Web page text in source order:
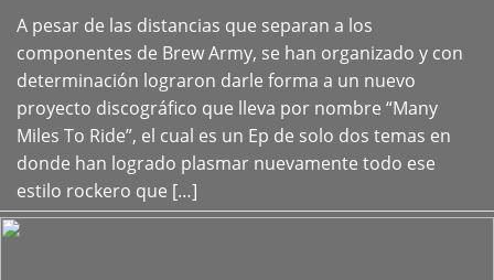
A pesar de las distancias que separan a los
componentes de Brew Army, se han organizado y con
determinación lograron darle forma a un nuevo
proyecto discográfico que lleva por nombre “Many
Miles To Ride”, el cual es un Ep de solo dos temas en
donde han logrado plasmar nuevamente todo ese
estilo rockero que […]
+